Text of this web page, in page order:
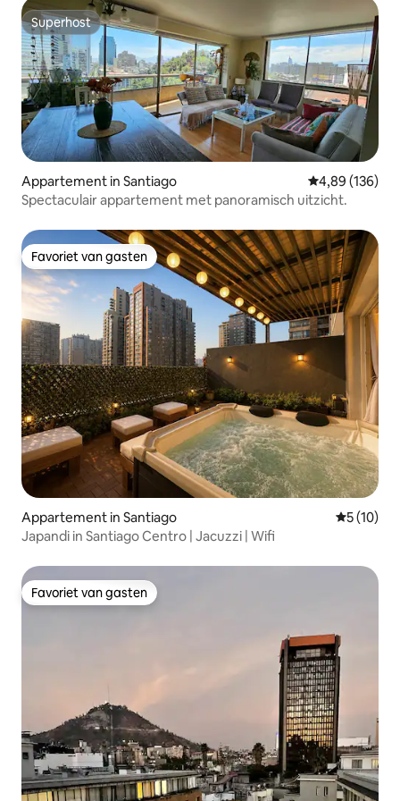
Superhost
Superhost
Appartement in Santiago Gemiddelde
4,89 (136)
Spectaculair appartement met panoramisch uitzicht.
Favoriet van gasten
Favoriet van gasten
Appartement in Santiago
5 (10)
Japandi in Santiago Centro | Jacuzzi | Wifi
Favoriet van gasten
Favoriet van gasten